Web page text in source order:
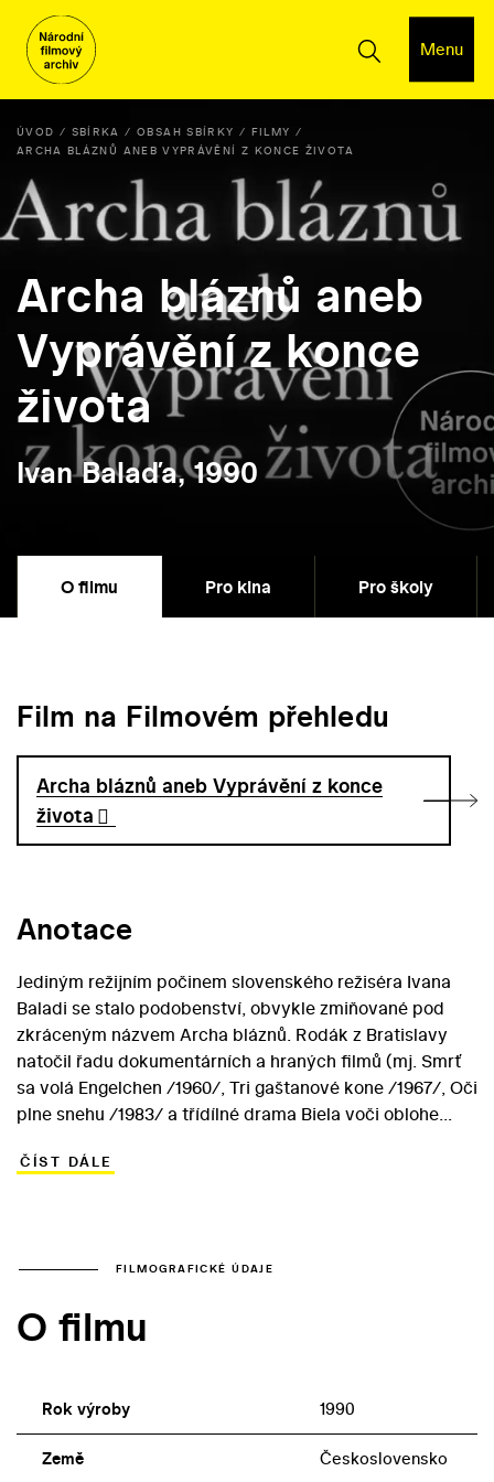
Menu
ÚVOD SBÍRKA OBSAH SBÍRKY
FILMY
ARCHA BLÁZNŮ ANEB VYPRÁVĚNÍ Z KONCE ŽIVOTA
Archa bláznů aneb
Vyprávění z konce
života
Ivan Balaďa, 1990
O filmu Pro kina Pro školy
Film na Filmovém přehledu
Archa bláznů aneb Vyprávění z konce
života
Anotace
Jediným režijním počinem slovenského režiséra Ivana
Baladi se stalo podobenství, obvykle zmiňované pod
zkráceným názvem Archa bláznů. Rodák z Bratislavy
natočil řadu dokumentárních a hraných filmů (mj. Smrť
sa volá Engelchen /1960/, Tri gaštanové kone /1967/, Oči
plne snehu /1983/ a třídílné drama Biela voči oblohe
živé vodě (1987) a seriál Největší z Pierotů, inspirovaný v
režiséra. Volná adaptace alegorické povídky Antona
scénář Lubor Dohnal, byla totiž navzdory dodržení
zastavena a natočený materiál byl rekonstruován až po
dvaceti letech. Archa bláznů byla dokončena podle
původní koncepce, satisfakce tvůrců výjimečného díla
ČÍST DÁLE
FILMOGRAFICKÉ ÚDAJE
O filmu
Rok výroby 1990
Země Československo